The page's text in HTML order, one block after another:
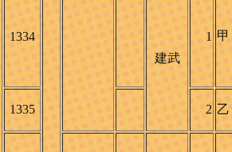
1334
建武
1 甲
1335 2 乙